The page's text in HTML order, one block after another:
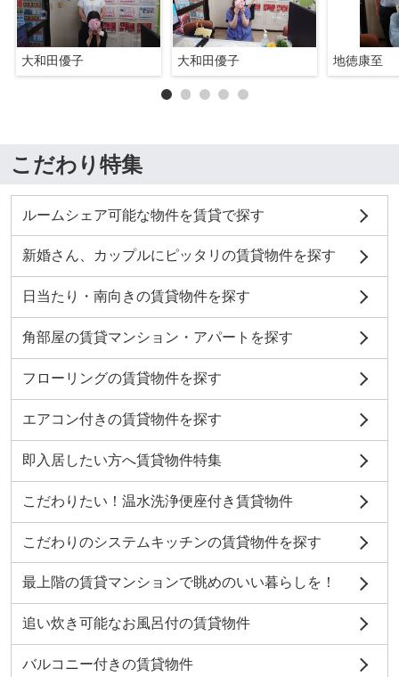
大和田優子 大和田優子 地徳康至
こだわり特集
ルームシェア可能な物件を賃貸で探す
新婚さん、カップルにピッタリの賃貸物件を探す
日当たり・南向きの賃貸物件を探す
角部屋の賃貸マンション・アパートを探す
フローリングの賃貸物件を探す
エアコン付きの賃貸物件を探す
即入居したい方へ賃貸物件特集
こだわりたい！温水洗浄便座付き賃貸物件
こだわりのシステムキッチンの賃貸物件を探す
最上階の賃貸マンションで眺めのいい暮らしを！
追い炊き可能なお風呂付の賃貸物件
バルコニー付きの賃貸物件